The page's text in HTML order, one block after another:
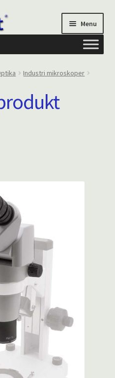
Menu
Industri mikroskoper